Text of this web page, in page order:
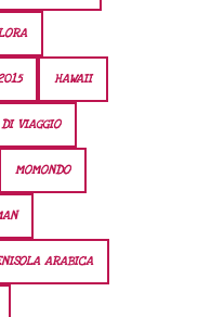
HAWAII
VIAGGIO
MOMONDO
ARABICA